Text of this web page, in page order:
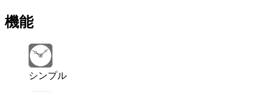
機能
シンプル